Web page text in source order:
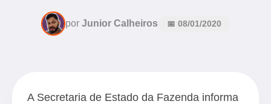
por Junior Calheiros 📅 08/01/2020
A Secretaria de Estado da Fazenda informa